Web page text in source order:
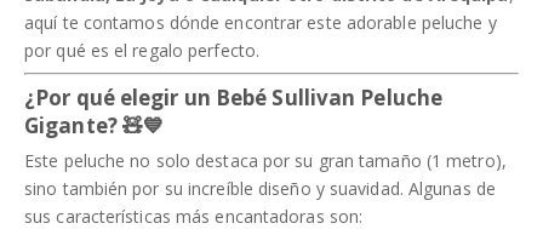
aquí te contamos dónde encontrar este adorable peluche y
por qué es el regalo perfecto.
¿Por qué elegir un Bebé Sullivan Peluche
Gigante?🧸💙
Este peluche no solo destaca por su gran tamaño (1 metro),
sino también por su increíble diseño y suavidad. Algunas de
sus características más encantadoras son: